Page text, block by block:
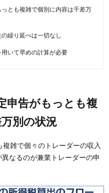
とも複雑で個別に内容は千差万
繰り延べは一切なし
いて早めの計算が必要
申告がもっとも複
別の状況
雑で個々のトレーダーの収入
なるのが兼業トレーダーの申